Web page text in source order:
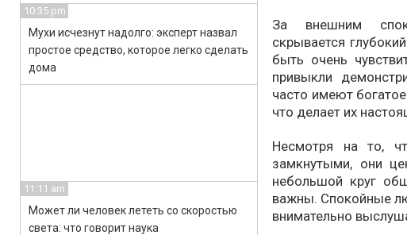
За внешним
скрывается
быть очень
привыкли
часто имеют
что делает их
Несмотря на то,
замкнутыми, они
небольшой круг
важны. Спокойные
внимательно
10:35 pm
Мухи исчезнут надолго: эксперт назвал
простое средство, которое легко сделать
дома
11:11 am
Может ли человек лететь со скоростью
света: что говорит наука